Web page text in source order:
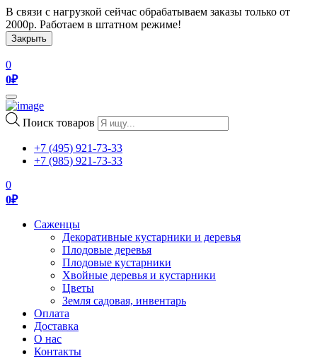
В связи с нагрузкой сейчас обрабатываем заказы только от
2000р. Работаем в штатном режиме!
Закрыть
0
0₽
Toggle
navigation
Поиск товаров
+7 (495) 921-73-33
+7 (985) 921-73-33
0
0₽
Саженцы
Декоративные кустарники и деревья
Плодовые деревья
Плодовые кустарники
Хвойные деревья и кустарники
Цветы
Земля садовая, инвентарь
Оплата
Доставка
О нас
Контакты